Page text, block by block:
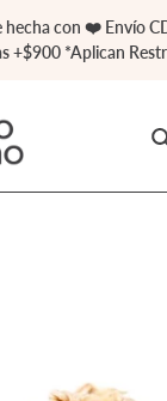
hecha con ❤️ Envío
+$900 *Aplican